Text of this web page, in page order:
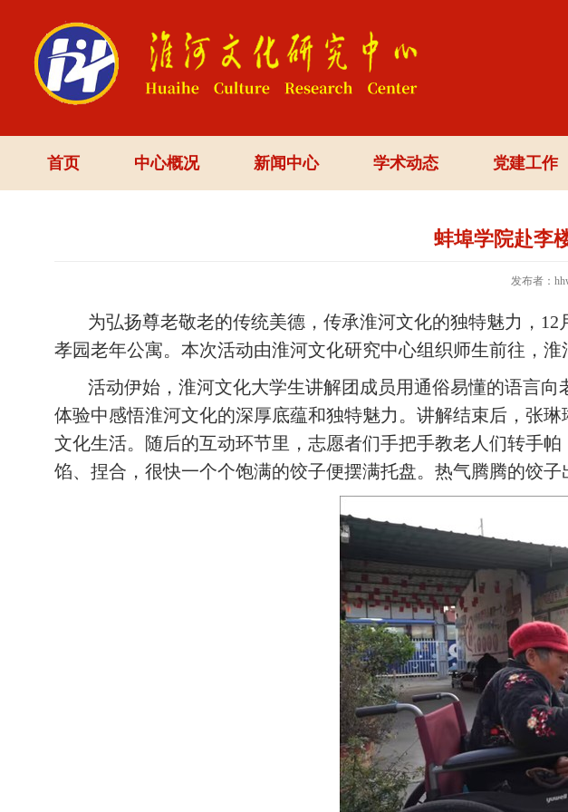
首页 中心概况 新闻中心 学术动态 党建工作
蚌埠学院赴李
发布者：
为弘扬尊老敬老的传统美德，传承淮河文化的独特魅力，
孝园老年公寓。本次活动由淮河文化研究中心组织师生前往，
活动伊始，淮河文化大学生讲解团成员用通俗易懂的语言
体验中感悟淮河文化的深厚底蕴和独特魅力。讲解结束后，张
文化生活。随后的互动环节里，志愿者们手把手教老人们转手
馅、捏合，很快一个个饱满的饺子便摆满托盘。热气腾腾的饺